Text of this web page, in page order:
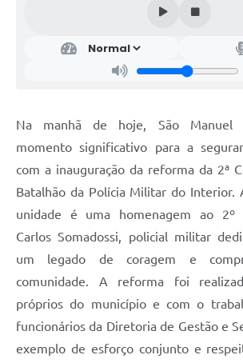
Na manhã de hoje, São Manuel
momento significativo para a
com a inauguração da reforma da 2ª
Batalhão da Polícia Militar do Interior.
unidade é uma homenagem ao 2º
Carlos Somadossi, policial militar
um legado de coragem e
comunidade. A reforma foi
próprios do município e com o
funcionários da Diretoria de Gestão e
exemplo de esforço conjunto e